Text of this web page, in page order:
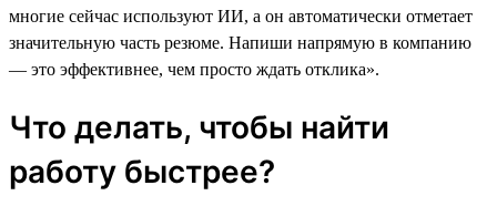
многие сейчас используют ИИ, а он автоматически отметает
значительную часть резюме. Напиши напрямую в компанию
― это эффективнее, чем просто ждать отклика».
Что делать, чтобы найти
работу быстрее?